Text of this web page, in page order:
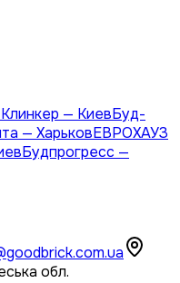
— КиевБуд-
— ХарьковЕВРОХАУЗ
Будпрогресс —
обл.